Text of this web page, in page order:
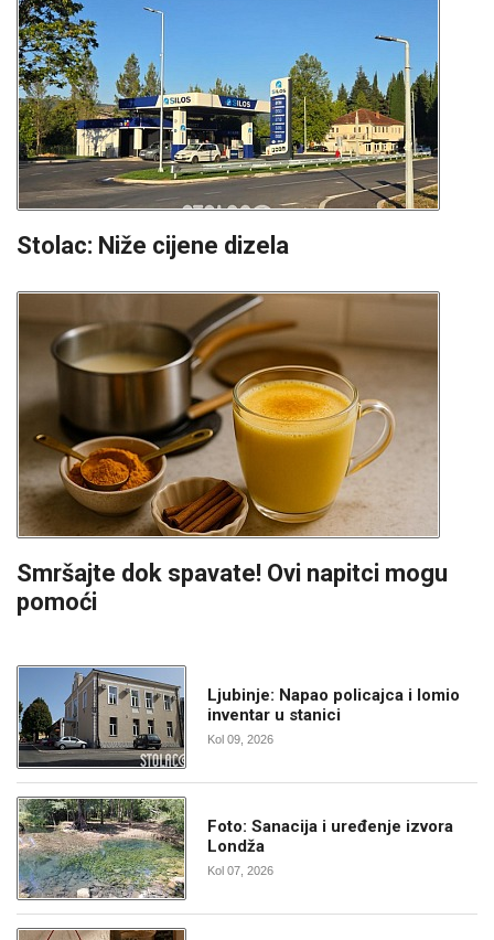
Stolac: Niže cijene dizela
Smršajte dok spavate! Ovi napitci mogu
pomoći
Ljubinje: Napao policajca i lomio
inventar u stanici
Kol 09, 2026
Foto: Sanacija i uređenje izvora
Londža
Kol 07, 2026